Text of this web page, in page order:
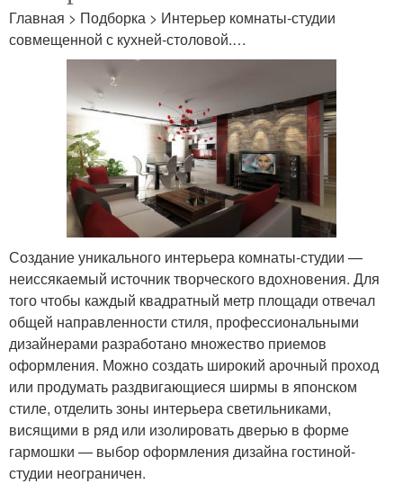
Главная > Подборка > Интерьер комнаты-студии
совмещенной с кухней-столовой.…
Создание уникального интерьера комнаты-студии —
неиссякаемый источник творческого вдохновения. Для
того чтобы каждый квадратный метр площади отвечал
общей направленности стиля, профессиональными
дизайнерами разработано множество приемов
оформления. Можно создать широкий арочный проход
или продумать раздвигающиеся ширмы в японском
стиле, отделить зоны интерьера светильниками,
висящими в ряд или изолировать дверью в форме
гармошки — выбор оформления дизайна гостиной-
студии неограничен.